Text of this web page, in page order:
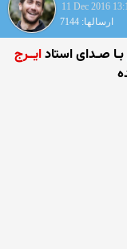
11 Dec 2016
ارسالها: 7144
بـا صـدای استادایــرج